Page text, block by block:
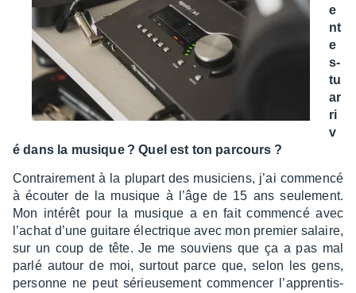
e
nt
e
s-
tu
ar
ri
v
é dans la musique ? Quel est ton parcours ?
Contrai­re­ment à la plupart des musi­ciens, j’ai commencé
à écou­ter de la musique à l’âge de 15 ans seule­ment.
Mon inté­rêt pour la musique a en fait commencé avec
l’achat d’une guitare élec­trique avec mon premier salaire,
sur un coup de tête. Je me souviens que ça a pas mal
parlé autour de moi, surtout parce que, selon les gens,
personne ne peut sérieu­se­ment commen­cer l’ap­pren­tis­